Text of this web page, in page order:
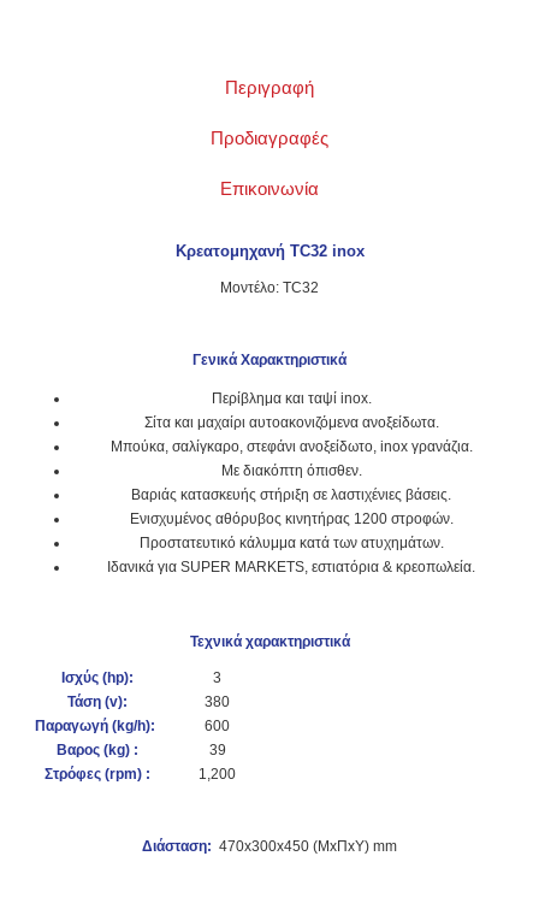
Περιγραφή
Προδιαγραφές
Επικοινωνία
Κρεατομηχανή TC32 inox
Μοντέλο: TC32
Γενικά Χαρακτηριστικά
Περίβλημα και ταψί inox.
Σίτα και μαχαίρι αυτοακονιζόμενα ανοξείδωτα.
Μπούκα, σαλίγκαρο, στεφάνι ανοξείδωτο, inox γρανάζια.
Με διακόπτη όπισθεν.
Βαριάς κατασκευής στήριξη σε λαστιχένιες βάσεις.
Ενισχυμένος αθόρυβος κινητήρας 1200 στροφών.
Προστατευτικό κάλυμμα κατά των ατυχημάτων.
Ιδανικά για SUPER MARKETS, εστιατόρια & κρεοπωλεία.
Τεχνικά χαρακτηριστικά
Ισχύς (hp):
3
Τάση (v):
380
Παραγωγή (kg/h):
600
Βαρος (kg) :
39
Στρόφες (rpm) :
1,200
Διάσταση: 470x300x450 (ΜxΠxΥ) mm